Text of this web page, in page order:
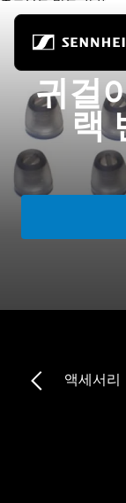
쇼핑
모든 헤드폰
모든 오디오파일
모든 사운드바
부품 및 액세서리
귀걸
랙
액세서리